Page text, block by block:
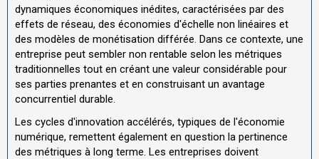
dynamiques économiques inédites, caractérisées par des
effets de réseau, des économies d'échelle non linéaires et
des modèles de monétisation différée. Dans ce contexte, une
entreprise peut sembler non rentable selon les métriques
traditionnelles tout en créant une valeur considérable pour
ses parties prenantes et en construisant un avantage
concurrentiel durable.
Les cycles d'innovation accélérés, typiques de l'économie
numérique, remettent également en question la pertinence
des métriques à long terme. Les entreprises doivent